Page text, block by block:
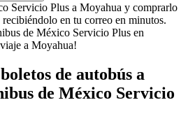
Servicio Plus a Moyahua y comprarlo
recibiéndolo en tu correo en minutos.
de México Servicio Plus en
a Moyahua!
de autobús a
de México Servicio